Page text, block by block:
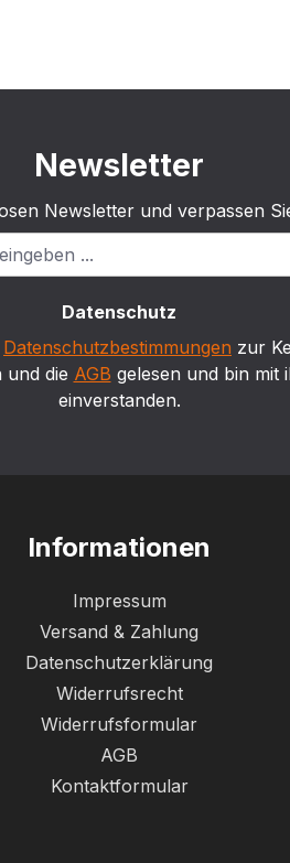
Newsletter
Newsletter und verpassen
Datenschutz
Datenschutzbestimmungen zur
und die AGB gelesen und bin mit
einverstanden.
Informationen
Impressum
Versand & Zahlung
Datenschutzerklärung
Widerrufsrecht
Widerrufsformular
AGB
Kontaktformular